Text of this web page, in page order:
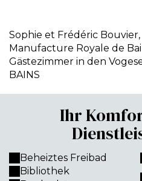
Sophie et Frédéric Bouvier,
Manufacture Royale de
Gästezimmer in den
BAINS
Ihr
Beheiztes Freibad
Bibliothek